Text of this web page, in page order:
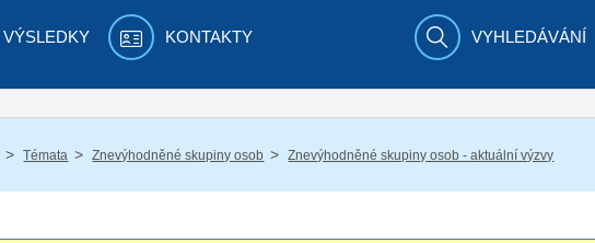
VÝSLEDKY KONTAKTY VYHLEDÁVÁNÍ
/ Témata / Znevýhodněné skupiny osob / Znevýhodněné skupiny osob - aktuální výzvy